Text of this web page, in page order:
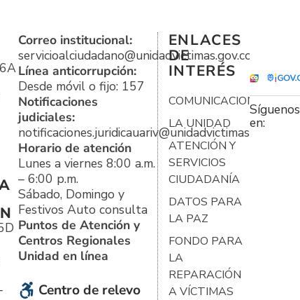
Correo institucional:
servicioalciudadano@unidadvictimas.gov.co
Línea anticorrupción:
Desde móvil o fijo: 157
Notificaciones
judiciales:
notificaciones.juridicauariv@unidadvictimas.gov.co
Horario de atención
Lunes a viernes 8:00 a.m.
– 6:00 p.m.
Sábado, Domingo y
Festivos Auto consulta
Puntos de Atención y
Centros Regionales
Unidad en línea
Centro de relevo
ENLACES
DE
INTERÉS
COMUNICACIONES
LA UNIDAD
ATENCIÓN Y
SERVICIOS
CIUDADANÍA
DATOS PARA
LA PAZ
FONDO PARA
LA
REPARACIÓN
A VÍCTIMAS
Síguenos
en: